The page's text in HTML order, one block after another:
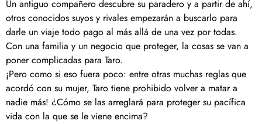
Un antiguo compañero descubre su paradero y a partir de ahí,
otros conocidos suyos y rivales empezarán a buscarlo para
darle un viaje todo pago al más allá de una vez por todas.
Con una familia y un negocio que proteger, la cosas se van a
poner complicadas para Taro.
¡Pero como si eso fuera poco: entre otras muchas reglas que
acordó con su mujer, Taro tiene prohibido volver a matar a
nadie más! ¿Cómo se las arreglará para proteger su pacífica
vida con la que se le viene encima?